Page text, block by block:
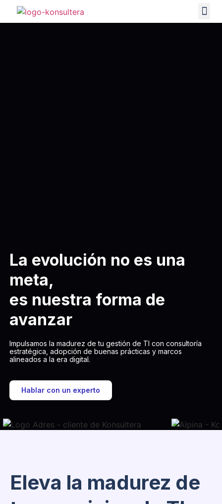
La evolución no es una
meta,
es nuestra forma de
avanzar
Impulsamos la madurez de tu gestión de TI con consultoría
estratégica, adopción de buenas prácticas y marcos
alineados a la era digital.
Hablar con un experto
Eleva la madurez de